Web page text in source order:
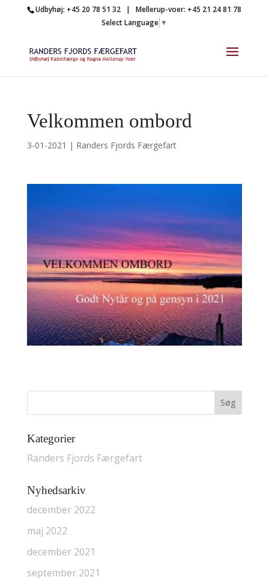
Udbyhøj: +45 20 78 51 32 | Mellerup-voer: +45 21 24 81 78
Select Language ▼
Velkommen ombord
3-01-2021 | Randers Fjords Færgefart
Kategorier
Randers Fjords Færgefart
Nyhedsarkiv
december 2022
maj 2022
december 2021
september 2021